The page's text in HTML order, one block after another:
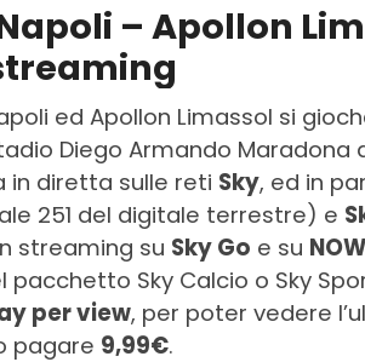
– Apollon
ed Apollon Limassol si
Diego Armando Maradona
in diretta sulle reti Sky, ed in
251 del digitale terrestre) e
streaming su Sky Go e su
Sky Calcio o Sky
per view, per poter vedere
pagare 9,99€.